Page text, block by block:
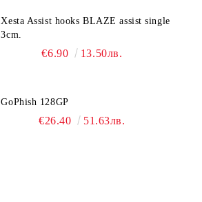
Xesta Assist hooks BLAZE assist single
3cm.
€6.90 13.50лв.
GoPhish 128GP
€26.40 51.63лв.